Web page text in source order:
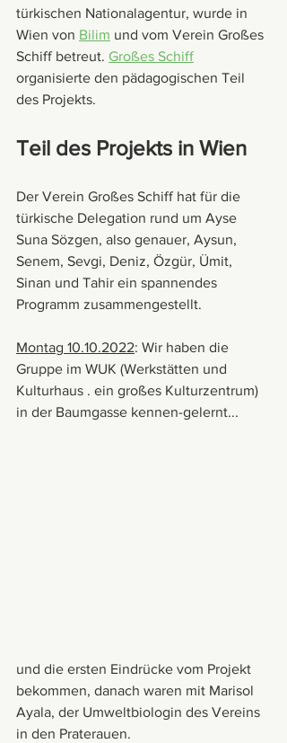
türkischen Nationalagentur, wurde in
Wien von Bilim und vom Verein Großes
Schiff betreut. Großes Schiff
organisierte den pädagogischen Teil
des Projekts.
Teil des Projekts in Wien
Der Verein Großes Schiff hat für die
türkische Delegation rund um Ayse
Suna Sözgen, also genauer, Aysun,
Senem, Sevgi, Deniz, Özgür, Ümit,
Sinan und Tahir ein spannendes
Programm zusammengestellt.
Montag 10.10.2022: Wir haben die
Gruppe im WUK (Werkstätten und
Kulturhaus . ein großes Kulturzentrum)
in der Baumgasse kennen-gelernt...
und die ersten Eindrücke vom Projekt
bekommen, danach waren mit Marisol
Ayala, der Umweltbiologin des Vereins
in den Praterauen.